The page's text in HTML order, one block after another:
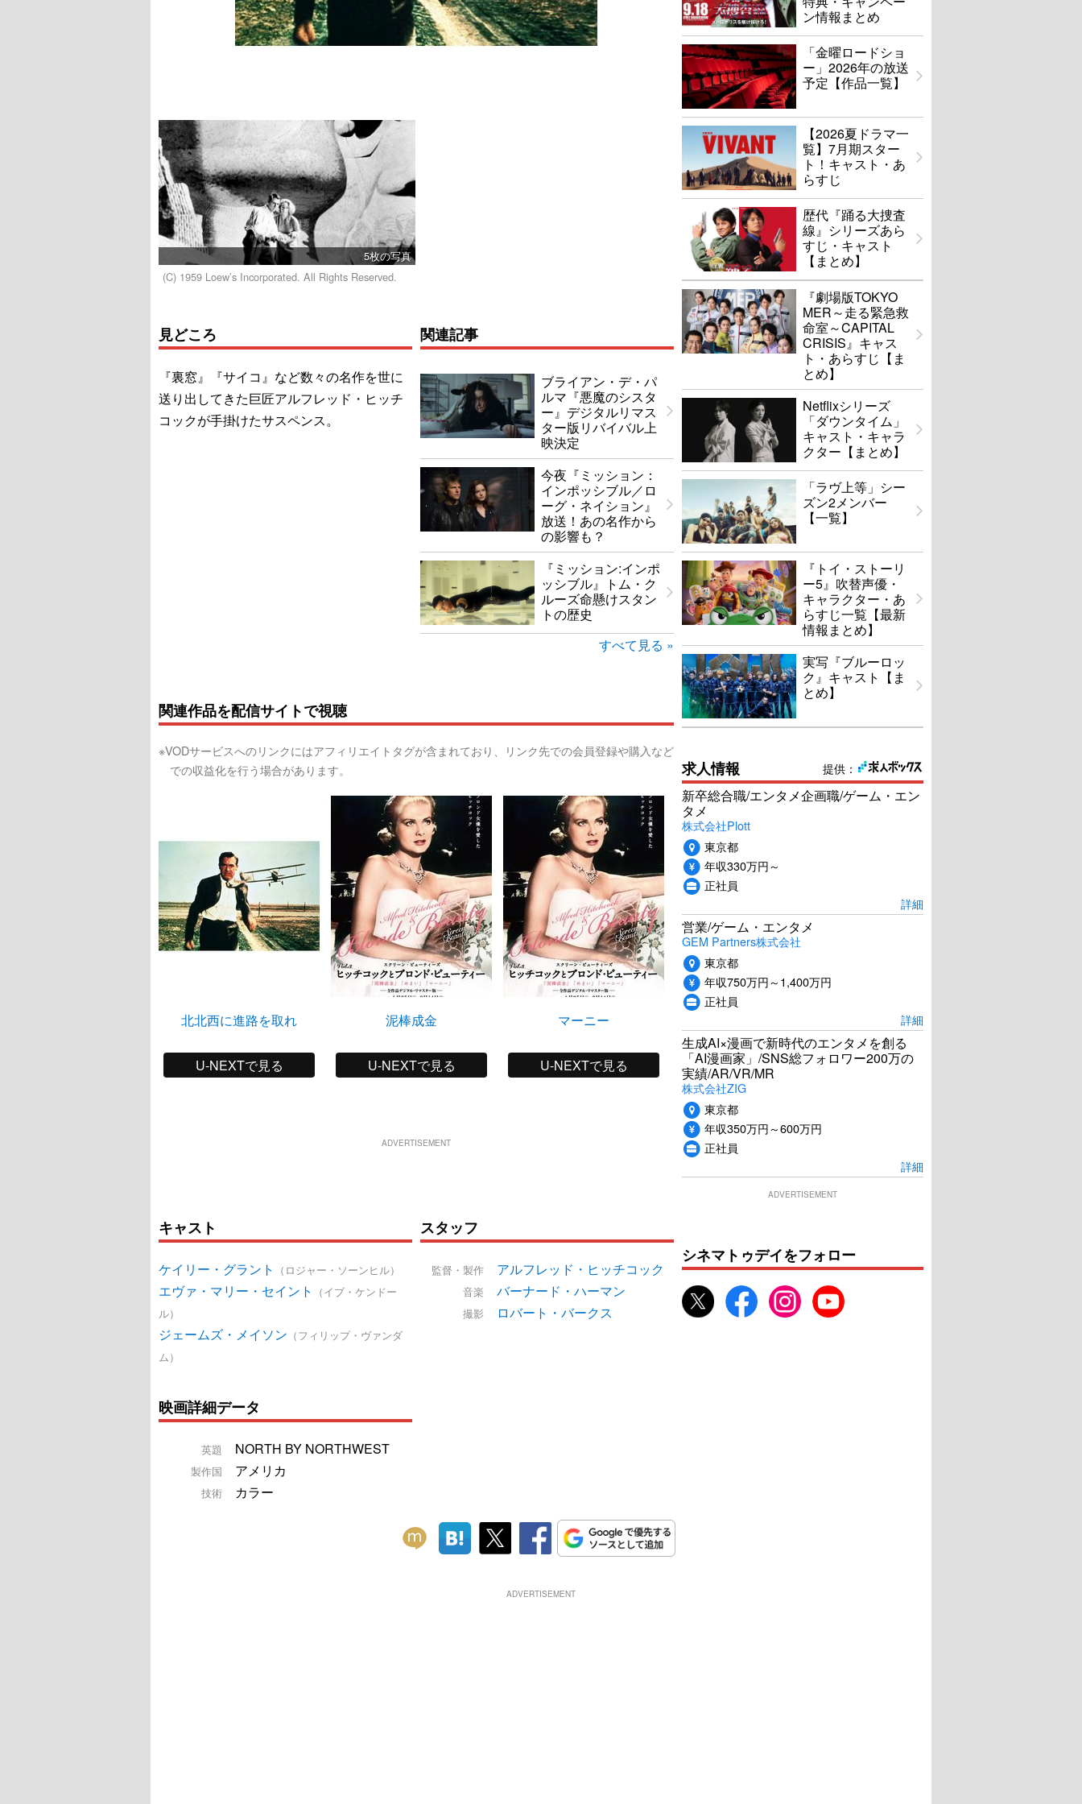
5枚の写真
(C) 1959 Loew’s Incorporated. All Rights Reserved.
見どころ
『裏窓』『サイコ』など数々の名作を世に
送り出してきた巨匠アルフレッド・ヒッチ
コックが手掛けたサスペンス。
関連記事
ブライアン・デ・パ
ルマ『悪魔のシスタ
ー』デジタルリマス
ター版リバイバル上
映決定
今夜『ミッション：
インポッシブル／ロ
ーグ・ネイション』
放送！あの名作から
の影響も？
『ミッション:インポ
ッシブル』トム・ク
ルーズ命懸けスタン
トの歴史
すべて見る »
関連作品を配信サイトで視聴
※VODサービスへのリンクにはアフィリエイトタグが含まれており、リンク先での会員登録や購入など
での収益化を行う場合があります。
北北西に進路を取れ
U-NEXTで見る
泥棒成金
U-NEXTで見る
マーニー
U-NEXTで見る U-NEXTで見る
スーパーマン リターンズ
U-NEXTで見る
ADVERTISEMENT
キャスト
ケイリー・グラント （ロジャー・ソーンヒル）
エヴァ・マリー・セイント
（イブ・ケンドー
ル）
ジェームズ・メイソン （フィリップ・ヴァンダ
ム）
スタッフ
監督・製作 アルフレッド・ヒッチコック
音楽 バーナード・ハーマン
撮影 ロバート・バークス
映画詳細データ
英題 NORTH BY NORTHWEST
製作国 アメリカ
技術 カラー
ン情報まとめ
「金曜ロードショ
ー」2026年の放送
予定【作品一覧】
【2026夏ドラマ一
覧】7月期スター
ト！キャスト・あ
らすじ
歴代『踊る大捜査
線』シリーズあら
すじ・キャスト
【まとめ】
『劇場版TOKYO
MER～走る緊急救
命室～CAPITAL
CRISIS』キャス
ト・あらすじ【ま
とめ】
Netflixシリーズ
「ダウンタイム」
キャスト・キャラ
クター【まとめ】
「ラヴ上等」シー
ズン2メンバー
【一覧】
『トイ・ストーリ
ー5』吹替声優・
キャラクター・あ
らすじ一覧【最新
情報まとめ】
実写『ブルーロッ
ク』キャスト【ま
とめ】
提供：
求人情報
新卒総合職/エンタメ企画職/ゲーム・エン
タメ
株式会社Plott
東京都
年収330万円～
正社員
詳細
営業/ゲーム・エンタメ
GEM Partners株式会社
東京都
年収750万円～1,400万円
正社員
詳細
生成AI×漫画で新時代のエンタメを創る
「AI漫画家」/SNS総フォロワー200万の
実績/AR/VR/MR
株式会社ZIG
東京都
年収350万円～600万円
正社員
詳細
ADVERTISEMENT
シネマトゥデイをフォロー
ADVERTISEMENT